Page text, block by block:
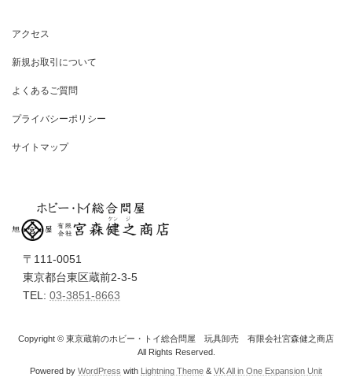
アクセス
新規お取引について
よくあるご質問
プライバシーポリシー
サイトマップ
〒111-0051
東京都台東区蔵前2-3-5
TEL: 03-3851-8663
Copyright © 東京蔵前のホビー・トイ総合問屋 玩具卸売 有限会社宮森健之商店
All Rights Reserved.
Powered by WordPress with Lightning Theme &VK All in One Expansion Unit